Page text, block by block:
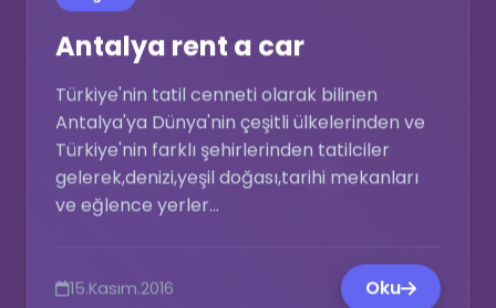
Antalya rent a car
Türkiye'nin tatil cenneti olarak bilinen
Antalya'ya Dünya'nin çeşitli ülkelerinden ve
Türkiye'nin farklı şehirlerinden tatilciler
gelerek,denizi,yeşil doğası,tarihi mekanları
ve eğlence yerler...
15.Kasım.2016 Oku